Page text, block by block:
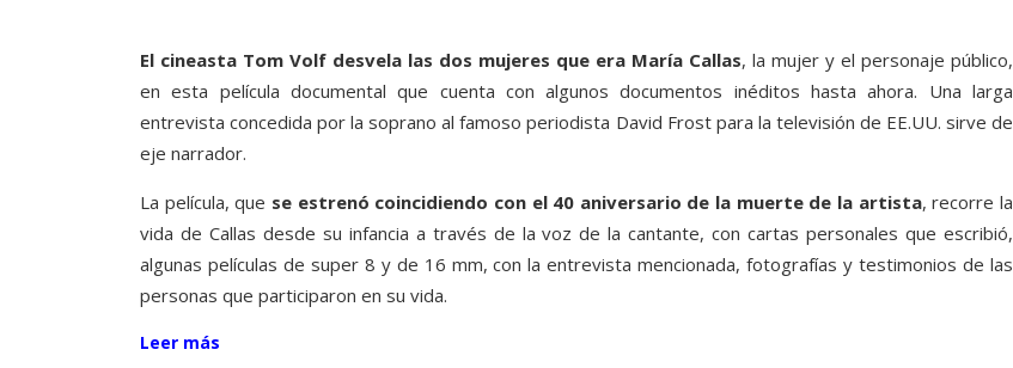
El cineasta Tom Volf desvela las dos mujeres que era María Callas, la mujer y el personaje público,
en esta película documental que cuenta con algunos documentos inéditos hasta ahora. Una larga
entrevista concedida por la soprano al famoso periodista David Frost para la televisión de EE.UU. sirve de
eje narrador.
La película, que se estrenó coincidiendo con el 40 aniversario de la muerte de la artista, recorre la
vida de Callas desde su infancia a través de la voz de la cantante, con cartas personales que escribió,
algunas películas de super 8 y de 16 mm, con la entrevista mencionada, fotografías y testimonios de las
personas que participaron en su vida.
Leer más